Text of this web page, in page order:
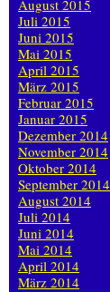
August 2015
Juli 2015
Juni 2015
Mai 2015
April 2015
März 2015
Februar 2015
Januar 2015
Dezember 2014
November 2014
Oktober 2014
September 2014
August 2014
Juli 2014
Juni 2014
Mai 2014
April 2014
März 2014